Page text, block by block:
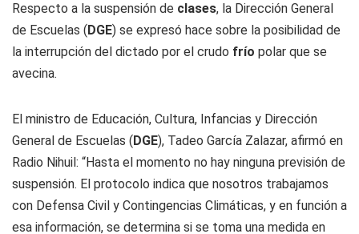
Respecto a la suspensión de clases, la Dirección General
de Escuelas (DGE) se expresó hace sobre la posibilidad de
la interrupción del dictado por el crudo frío polar que se
avecina.
El ministro de Educación, Cultura, Infancias y Dirección
General de Escuelas (DGE), Tadeo García Zalazar, afirmó en
Radio Nihuil: “Hasta el momento no hay ninguna previsión de
suspensión. El protocolo indica que nosotros trabajamos
con Defensa Civil y Contingencias Climáticas, y en función a
esa información, se determina si se toma una medida en